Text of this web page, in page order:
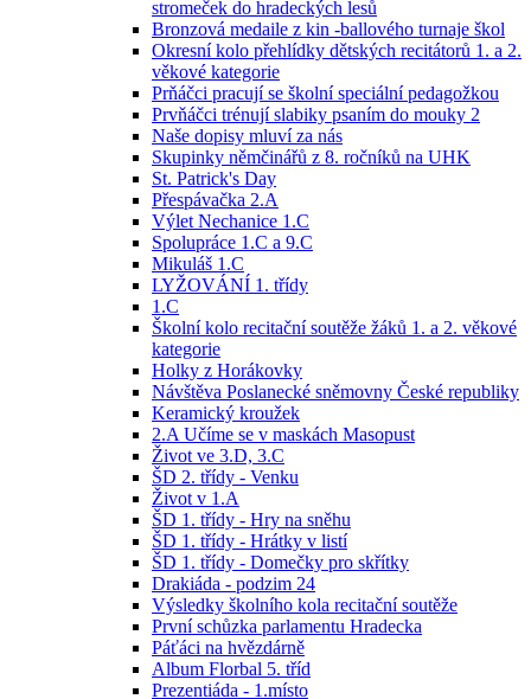
stromeček do hradeckých lesů
Bronzová medaile z kin -ballového turnaje škol
Okresní kolo přehlídky dětských recitátorů 1. a 2.
věkové kategorie
Prňáčci pracují se školní speciální pedagožkou
Prvňáčci trénují slabiky psaním do mouky 2
Naše dopisy mluví za nás
Skupinky němčinářů z 8. ročníků na UHK
St. Patrick's Day
Přespávačka 2.A
Výlet Nechanice 1.C
Spolupráce 1.C a 9.C
Mikuláš 1.C
LYŽOVÁNÍ 1. třídy
1.C
Školní kolo recitační soutěže žáků 1. a 2. věkové
kategorie
Holky z Horákovky
Návštěva Poslanecké sněmovny České republiky
Keramický kroužek
2.A Učíme se v maskách Masopust
Život ve 3.D, 3.C
ŠD 2. třídy - Venku
Život v 1.A
ŠD 1. třídy - Hry na sněhu
ŠD 1. třídy - Hrátky v listí
ŠD 1. třídy - Domečky pro skřítky
Drakiáda - podzim 24
Výsledky školního kola recitační soutěže
První schůzka parlamentu Hradecka
Páťáci na hvězdárně
Album Florbal 5. tříd
Prezentiáda - 1.místo